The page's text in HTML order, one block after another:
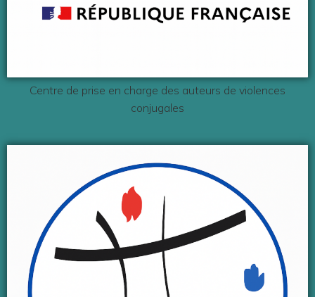
Centre de prise en charge des auteurs de violences
conjugales